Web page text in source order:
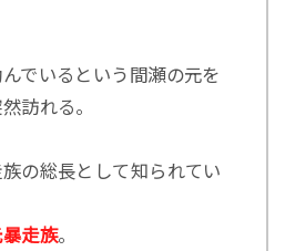
でいるという間瀬の元を
訪れる。
の総長として知られてい
暴走族。